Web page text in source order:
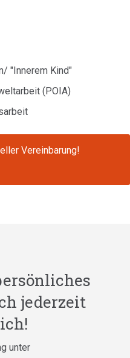
"Innerem Kind"
(POIA)
Vereinbarung!
jederzeit
unter